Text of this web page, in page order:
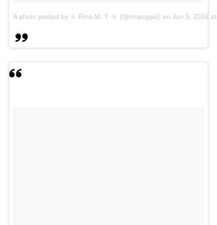
A photo posted by ♕ Rina M. T. ♕ (@rinatoppiii) on Jun 5, 2016